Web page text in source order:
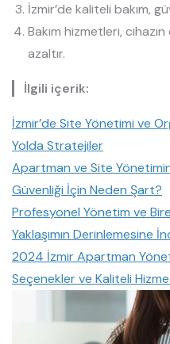
İzmir’de kaliteli bakım,
Bakım hizmetleri,
azaltır.
İlgili içerik:
İzmir’de Site Yönetimi ve
Yolda Stratejiler
Apartman ve Site
Güvenliği İçin Neden Şart?
Profesyonel Yönetim ve
Yaklaşımın Derinlemesine
2024 İzmir Apartman
Seçenekler ve Kaliteli